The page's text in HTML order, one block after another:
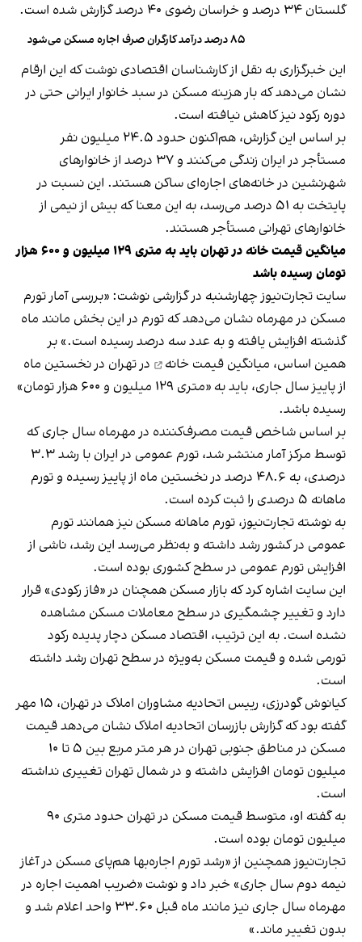
گلستان ۳۴ درصد و خراسان رضوی ۴۰ درصد گزارش شده است.
۸۵ درصد درآمد کارگران صرف اجاره مسکن می‌شود
این خبرگزاری به نقل از کارشناسان اقتصادی نوشت که این ارقام
نشان می‌دهد که بار هزینه مسکن در سبد خانوار ایرانی حتی در
دوره رکود نیز کاهش نیافته است.
بر اساس این گزارش، هم‌اکنون حدود ۲۴.۵ میلیون نفر
مستأجر در ایران زندگی می‌کنند و ۳۷ درصد از خانوارهای
شهرنشین در خانه‌های اجاره‌ای ساکن‌ هستند. این نسبت در
پایتخت به ۵۱ درصد می‌رسد، به این معنا که بیش از نیمی از
خانوارهای تهرانی مستأجر هستند.
میانگین قیمت خانه در تهران باید به متری ۱۲۹ میلیون و ۶۰۰ هزار
تومان رسیده باشد
سایت تجارت‌نیوز چهارشنبه در گزارشی نوشت: «بررسی آمار تورم
مسکن در مهرماه نشان می‌دهد که تورم در این بخش مانند ماه
گذشته افزایش یافته و به عدد سه درصد رسیده است.» بر
همین اساس، میانگین قیمت خانه
در تهران در نخستین ماه
از پاییز سال جاری، باید به «متری ۱۲۹ میلیون و ۶۰۰ هزار تومان»
رسیده باشد.
بر اساس شاخص قیمت مصرف‌کننده در مهرماه سال جاری که
توسط مرکز آمار منتشر شد، تورم عمومی در ایران با رشد ۳.۳
درصدی، به ۴۸.۶ درصد در نخستین ماه از پاییز رسیده و تورم
ماهانه ۵ درصدی را ثبت کرده است.
به نوشته تجارت‌نیوز، تورم ماهانه مسکن نیز همانند تورم
عمومی در کشور رشد داشته و به‌نظر می‌رسد این رشد، ناشی از
افزایش تورم عمومی در سطح کشوری بوده است.
این سایت اشاره کرد که بازار مسکن همچنان در «فاز رکودی» قرار
دارد و تغییر چشمگیری در سطح معاملات مسکن مشاهده
نشده است. به این ترتیب، اقتصاد مسکن دچار پدیده رکود
تورمی شده و قیمت مسکن به‌ویژه در سطح تهران رشد داشته
است.
کیانوش گودرزی، رییس اتحادیه مشاوران املاک در تهران، ۱۵ مهر
گفته بود که گزارش بازرسان اتحادیه املاک نشان می‌دهد قیمت
مسکن در مناطق جنوبی تهران در هر متر مربع بین ۵ تا ۱۰
میلیون تومان افزایش داشته و در شمال تهران تغییری نداشته
است.
به گفته او، متوسط قیمت مسکن در تهران حدود متری ۹۰
میلیون تومان بوده است.
تجارت‌نیوز همچنین از «رشد تورم اجاره‌بها هم‌پای مسکن در آغاز
نیمه دوم سال جاری» ‌خبر داد و نوشت «ضریب اهمیت اجاره در
مهرماه سال جاری نیز مانند ماه قبل ۳۳.۶۰ واحد اعلام شد و
بدون تغییر ماند.»